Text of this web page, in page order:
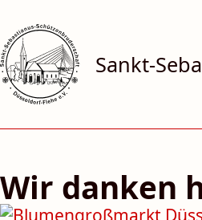
Sankt-
Wir danken